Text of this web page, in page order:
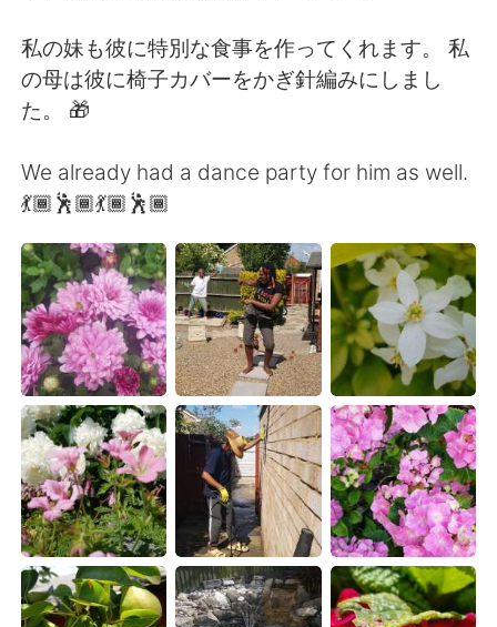
Русский ไทย
Indonesia Italiano
Português
私の妹も彼に特別な食事を作ってくれます。 私
の母は彼に椅子カバーをかぎ針編みにしまし
た。 🎁
We already had a dance party for him as well.
💃🏾🕺🏾💃🏾🕺🏾